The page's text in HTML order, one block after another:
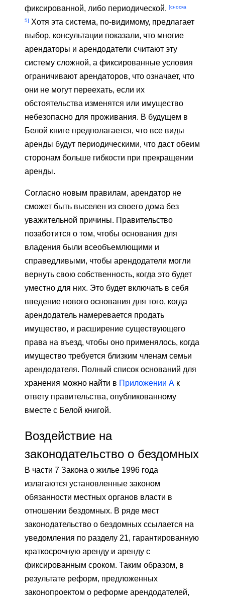
фиксированной, либо периодической. [сноска
5] Хотя эта система, по-видимому, предлагает
выбор, консультации показали, что многие
арендаторы и арендодатели считают эту
систему сложной, а фиксированные условия
ограничивают арендаторов, что означает, что
они не могут переехать, если их
обстоятельства изменятся или имущество
небезопасно для проживания. В будущем в
Белой книге предполагается, что все виды
аренды будут периодическими, что даст обеим
сторонам больше гибкости при прекращении
аренды.
Согласно новым правилам, арендатор не
сможет быть выселен из своего дома без
уважительной причины. Правительство
позаботится о том, чтобы основания для
владения были всеобъемлющими и
справедливыми, чтобы арендодатели могли
вернуть свою собственность, когда это будет
уместно для них. Это будет включать в себя
введение нового основания для того, когда
арендодатель намеревается продать
имущество, и расширение существующего
права на въезд, чтобы оно применялось, когда
имущество требуется близким членам семьи
арендодателя. Полный список оснований для
хранения можно найти в Приложении А к
ответу правительства, опубликованному
вместе с Белой книгой.
Воздействие на
законодательство о бездомных
В части 7 Закона о жилье 1996 года
излагаются установленные законом
обязанности местных органов власти в
отношении бездомных. В ряде мест
законодательство о бездомных ссылается на
уведомления по разделу 21, гарантированную
краткосрочную аренду и аренду с
фиксированным сроком. Таким образом, в
результате реформ, предложенных
законопроектом о реформе арендодателей,